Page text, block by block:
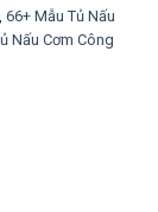
,66+ Mẫu Tủ Nấu
Nấu Cơm Công